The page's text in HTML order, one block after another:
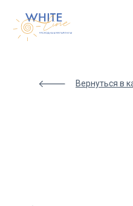
code
Вернуться в